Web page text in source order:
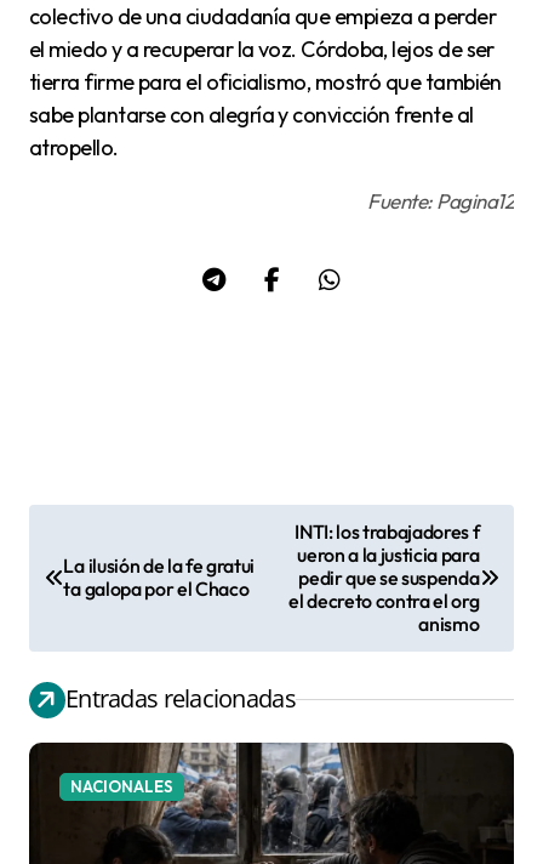
colectivo de una ciudadanía que empieza a perder
el miedo y a recuperar la voz. Córdoba, lejos de ser
tierra firme para el oficialismo, mostró que también
sabe plantarse con alegría y convicción frente al
atropello.
Fuente: Pagina12
e
g
a
La ilusión de la fe gratui
ta galopa por el Chaco
INTI: los trabajadores f
ueron a la justicia para
pedir que se suspenda
el decreto contra el org
anismo
Entradas relacionadas
NACIONALES